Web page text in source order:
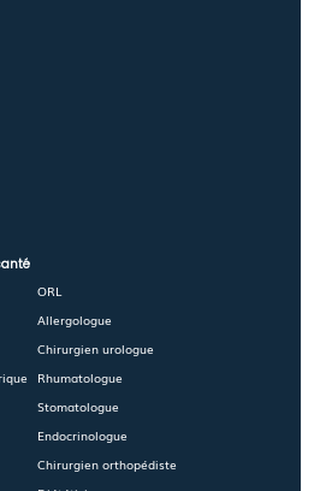
ORL
Allergologue
Chirurgien urologue
Rhumatologue
Stomatologue
Endocrinologue
Chirurgien orthopédiste